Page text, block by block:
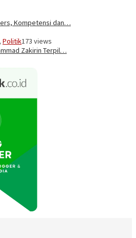
Kompetensi dan…
Politik173 views
Zakirin Terpil…